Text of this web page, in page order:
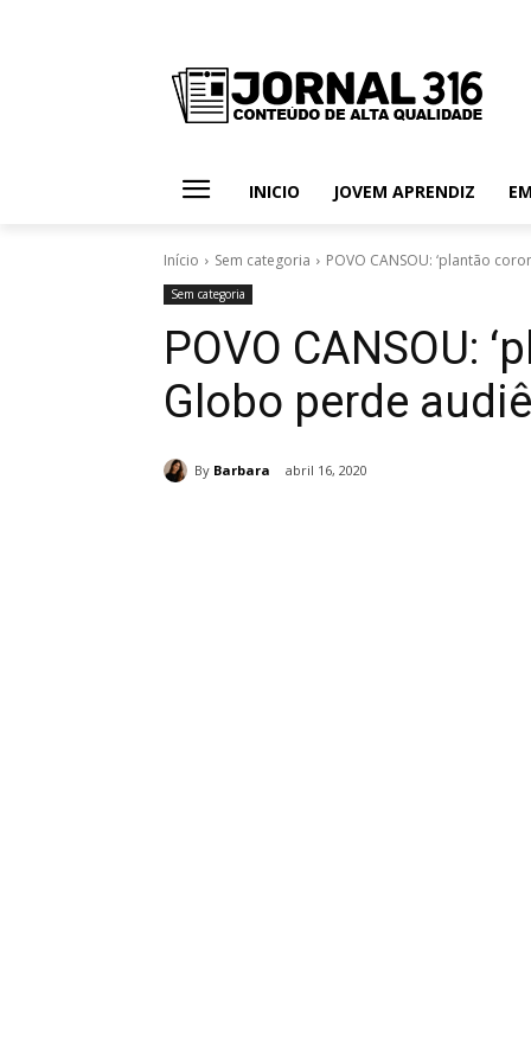
INICIO JOVEM APRENDIZ
Início Sem categoria POVO CANSOU: ‘plantão
Sem categoria
POVO CANSOU:
Globo perde
By Barbara abril 16, 2020